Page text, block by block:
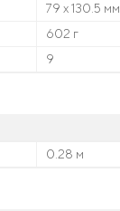
79 x 130.5 мм
602 г
9
0.28 м